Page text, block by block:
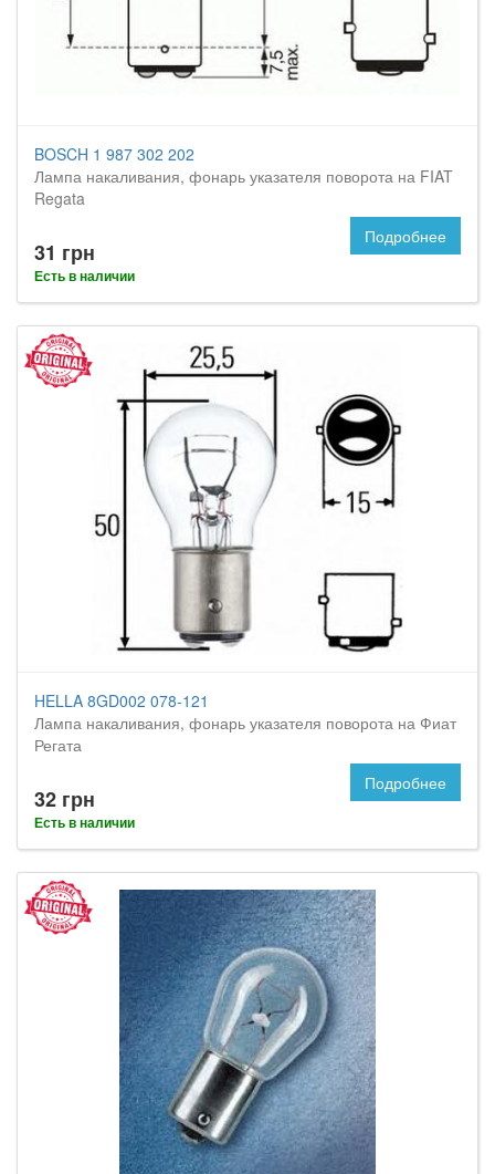
BOSCH 1 987 302 202
Лампа накаливания, фонарь указателя поворота на FIAT
Regata
31 грн
Есть в наличии
Подробнее
HELLA 8GD002 078-121
Лампа накаливания, фонарь указателя поворота на Фиат
Регата
32 грн
Есть в наличии
Подробнее